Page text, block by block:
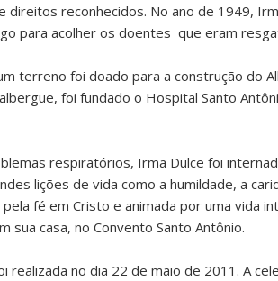
direitos reconhecidos. No ano de 1949,
para acolher os doentes que eram
terreno foi doado para a construção do
foi fundado o Hospital Santo
respiratórios, Irmã Dulce foi
lições de vida como a humildade, a
fé em Cristo e animada por uma vida
sua casa, no Convento Santo Antônio.
realizada no dia 22 de maio de 2011. A